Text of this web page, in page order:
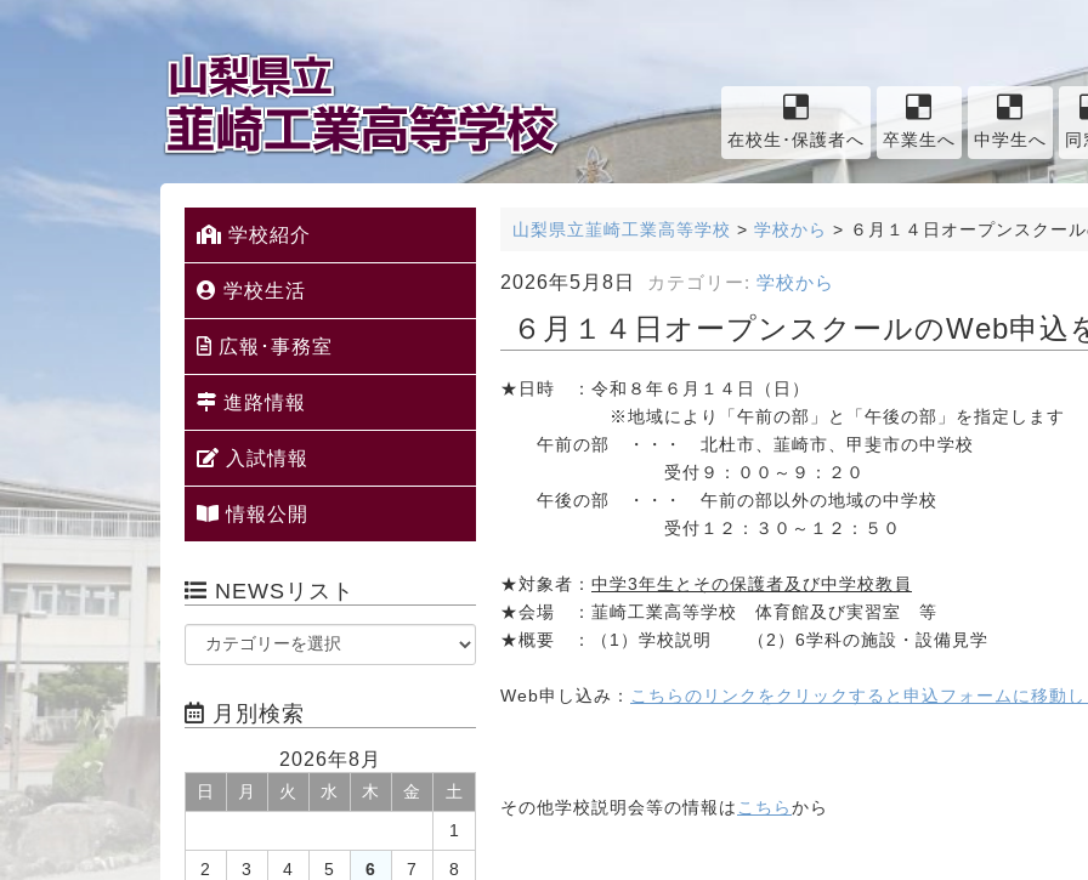
在校生･保護者へ 卒業生へ 中学生へ
山梨県立韮崎工業高等学校 > 学校から > ６月１４日オープンスクー
2026年5月8日 カテゴリー: 学校から
６月１４日オープンスクールのWeb申込
★日時 ：令和８年６月１４日（日）
※地域により「午前の部」と「午後の部」を指定します
午前の部 ・・・ 北杜市、韮崎市、甲斐市の中学校
受付９：００～９：２０
午後の部 ・・・ 午前の部以外の地域の中学校
受付１２：３０～１２：５０
★対象者： 中学3年生とその保護者及び中学校教員
★会場 ：韮崎工業高等学校 体育館及び実習室 等
★概要 ：（1）学校説明 （2）6学科の施設・設備見学
Web申し込み： こちらのリンクをクリックすると申込フォームに移動
その他学校説明会等の情報は こちら から
学校紹介
学校生活
広報･事務室
進路情報
入試情報
情報公開
NEWSリスト
月別検索
2026年8月
日 月 火 水 木 金 土
1
2 3 4 5 6 7 8